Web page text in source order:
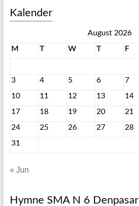
Kalender
August 2026
M
T W T F
3
4 5 6 7
10
11 12 13 14
17
18 19 20 21
24
25 26 27 28
31
« Jun
Hymne SMA N 6 Denpasar